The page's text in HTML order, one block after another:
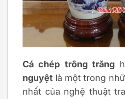
Cá chép trông trăng
nguyệt là một trong
nhất của nghệ thuật